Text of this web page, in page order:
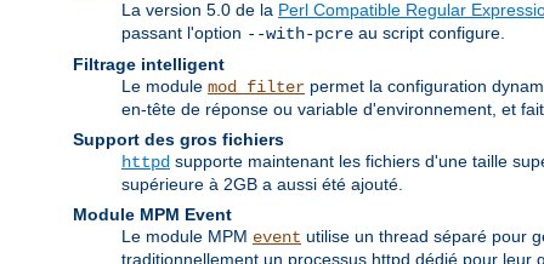
La version 5.0 de la Perl Compatible Regular
passant l'option --with-pcre au script configure.
Filtrage intelligent
Le module mod_filter permet la configuration
en-tête de réponse ou variable d'environnement, et
Support des gros fichiers
httpd supporte maintenant les fichiers d'une taille
supérieure à 2GB a aussi été ajouté.
Module MPM Event
Le module MPM event utilise un thread séparé pour
traditionnellement un processus httpd dédié pour leur